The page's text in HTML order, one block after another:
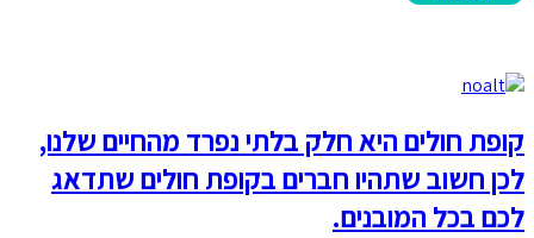
קופת חולים היא חלק בלתי נפרד מהחיים שלנו,
לכן חשוב שתהיו חברים בקופת חולים שתדאג
לכם בכל המובנים.